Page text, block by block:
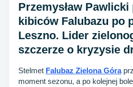
Przemysław
kibiców Falubazu po
Leszno. Lider
szczerze o kryzysie
Stelmet Falubaz Zielona Góra
moment sezonu, a po kolejnej